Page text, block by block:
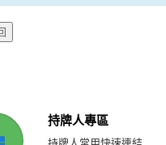
持牌人專區